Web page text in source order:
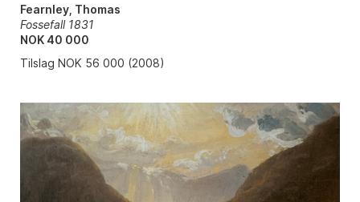
Fearnley, Thomas
Fossefall 1831
NOK 40 000
Tilslag NOK 56 000 (2008)